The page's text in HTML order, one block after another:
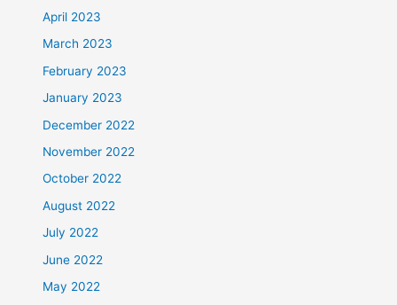
April 2023
March 2023
February 2023
January 2023
December 2022
November 2022
October 2022
August 2022
July 2022
June 2022
May 2022